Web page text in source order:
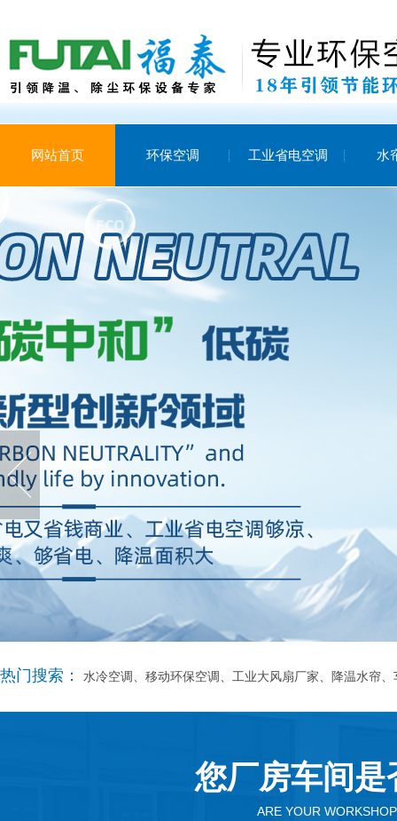
网站首页 环保空调 工业省电空调 水
热门搜索： 水冷空调、移动环保空调、工业大风扇厂家、降温水帘
您厂房车间
ARE YOUR